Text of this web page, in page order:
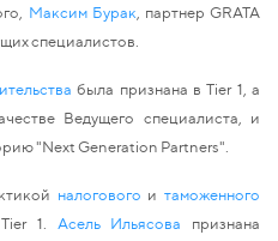
Максим Бурак , партнер GRATA
специалистов.
была признана в Tier 1, а
Ведущего специалиста, и
"Next Generation Partners".
налогового итаможенного
1. Асель Ильясова признана